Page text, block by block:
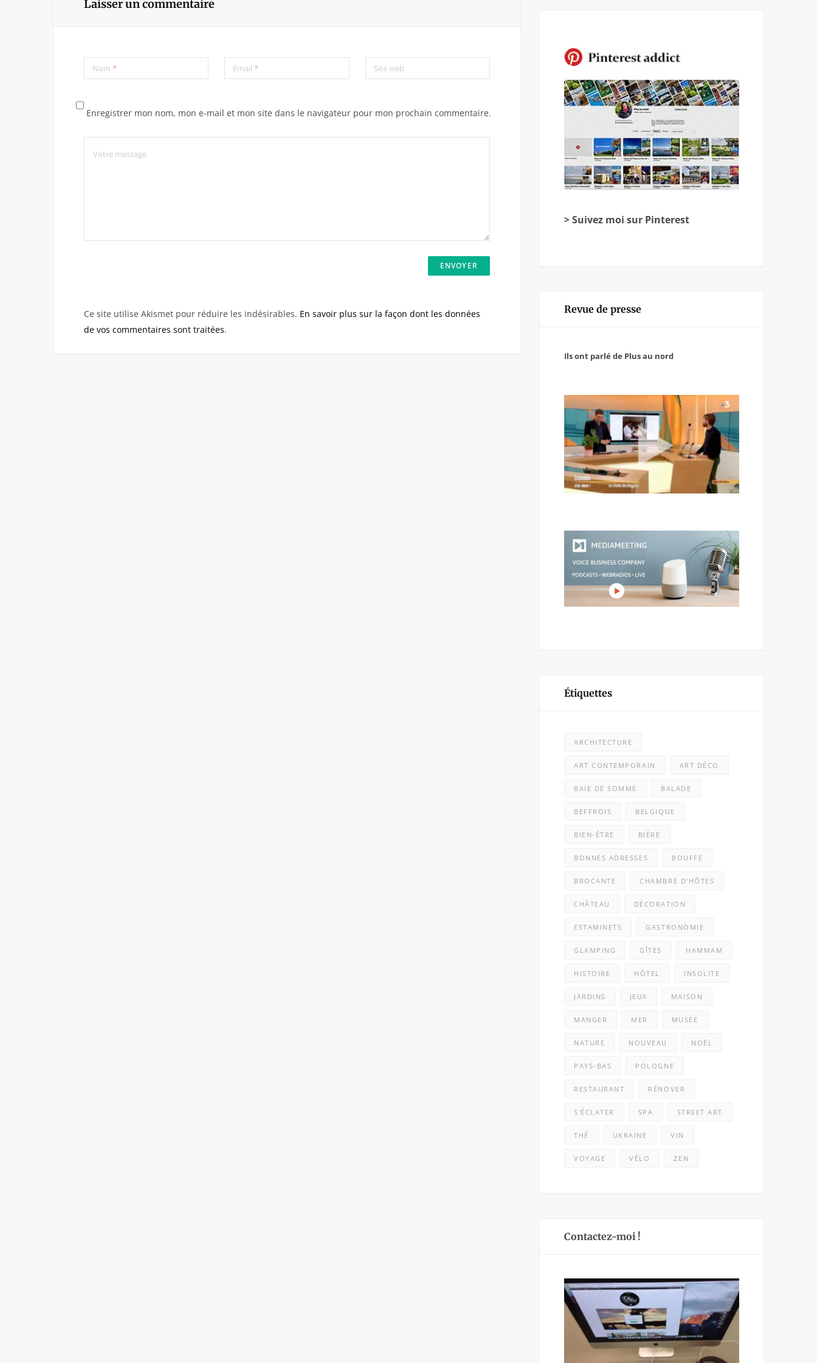
Laisser un commentaire
Nom * Email* Site web
Enregistrer mon nom, mon e-mail et mon site dans le navigateur pour mon prochain commentaire.
Ce site utilise Akismet pour réduire les indésirables. En savoir plus sur la façon dont les données
de vos commentaires sont traitées.
> Suivez moi sur Pinterest
Revue de presse
Ils ont parlé de Plus au nord
Étiquettes
ARCHITECTURE
ART CONTEMPORAIN ART DÉCO
BAIE DE SOMME BALADE
BEFFROIS BELGIQUE
BIEN-ÊTRE BIÈRE
BONNES ADRESSES BOUFFE
BROCANTE CHAMBRE D'HÔTES
CHÂTEAU DÉCORATION
ESTAMINETS GASTRONOMIE
GLAMPING GÎTES HAMMAM
HISTOIRE HÔTEL INSOLITE
JARDINS JEUX MAISON
MANGER MER MUSÉE
NATURE NOUVEAU NOËL
PAYS-BAS POLOGNE
RESTAURANT RÉNOVER
S'ÉCLATER SPA STREET ART
THÉ UKRAINE VIN
VOYAGE VÉLO ZEN
Contactez-moi !